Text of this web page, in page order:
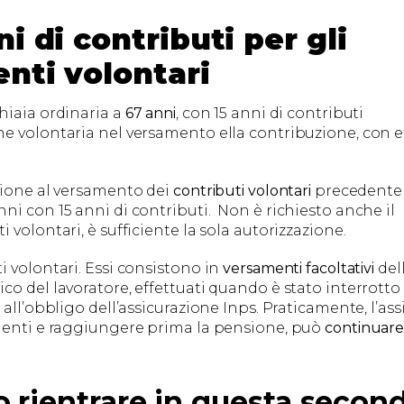
di contributi per gli
volontari
ordinaria a 67 anni, con 15 anni di contributi
volontaria nel versamento ella contribuzione, con
al versamento dei contributi volontari precedente
con 15 anni di contributi. Non è richiesto anche il
è sufficiente la sola autorizzazione.
volontari. Essi consistono inversamenti facoltativi
del lavoratore, effettuati quando è stato interrotto
dell’assicurazione Inps. Praticamente,
e raggiungere prima la pensione, può